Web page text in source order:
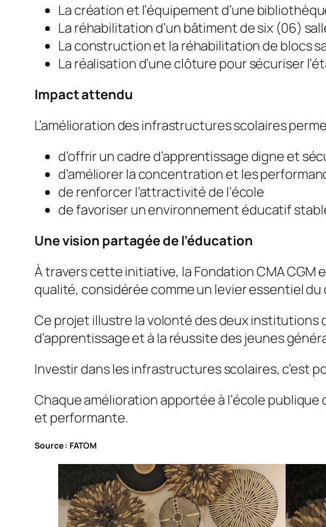
La création et l’équipement d’une
La réhabilitation d’un bâtiment de six (06)
La construction et la réhabilitation de blocs
La réalisation d’une clôture pour sécuriser
Impact attendu
L’amélioration des infrastructures scolaires
d’offrir un cadre d’apprentissage digne et
d’améliorer la concentration et les
de renforcer l’attractivité de l’école
de favoriser un environnement éducatif
Une vision partagée de l’éducation
À travers cette initiative, la Fondation CMA CGM
qualité, considérée comme un levier essentiel
Ce projet illustre la volonté des deux
d’apprentissage et à la réussite des jeunes
Investir dans les infrastructures scolaires, c’est
Chaque amélioration apportée à l’école
et performante.
Source : FATOM